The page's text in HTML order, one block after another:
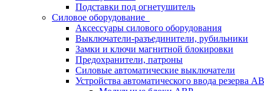
Подставки под огнетушитель
Силовое оборудование
Аксессуары силового оборудования
Выключатели-разъединители, рубильники
Замки и ключи магнитной блокировки
Предохранители, патроны
Силовые автоматические выключатели
Устройства автоматического ввода резерва